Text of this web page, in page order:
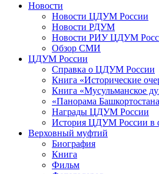
Новости
Новости ЦДУМ России
Новости РДУМ
Новости РИУ ЦДУМ
Обзор СМИ
ЦДУМ России
Справка о ЦДУМ России
Книга «Исторические
Книга «Мусульманское
«Панорама
Награды ЦДУМ России
История ЦДУМ России в
Верховный муфтий
Биография
Книга
Фильм